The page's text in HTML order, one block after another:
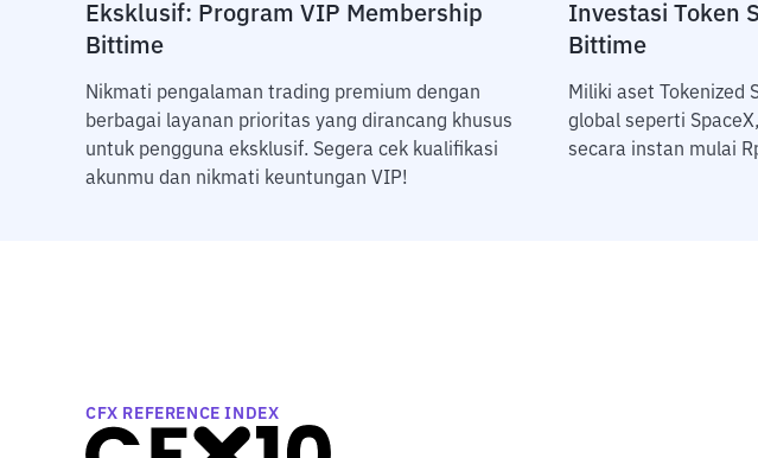
Eksklusif: Program VIP Membership
Bittime
Nikmati pengalaman trading premium dengan
berbagai layanan prioritas yang dirancang khusus
untuk pengguna eksklusif. Segera cek kualifikasi
akunmu dan nikmati keuntungan VIP!
Investasi Token
Bittime
Miliki aset Tokenized
global seperti
secara instan mulai
CFX REFERENCE INDEX